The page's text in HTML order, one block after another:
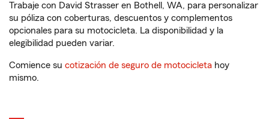
Trabaje con David Strasser en Bothell, WA, para personalizar
su póliza con coberturas, descuentos y complementos
opcionales para su motocicleta. La disponibilidad y la
elegibilidad pueden variar.
Comience su cotización de seguro de motocicleta hoy
mismo.